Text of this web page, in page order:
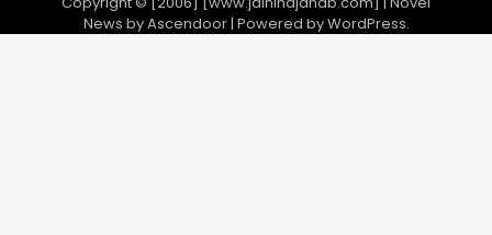
News byAscendoor| Powered byWordPress.